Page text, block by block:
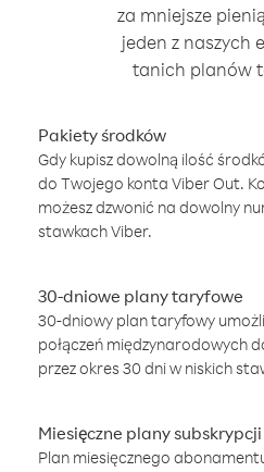
za mniejsze
jeden z naszych
tanich planów
Pakiety środków
Gdy kupisz dowolną ilość
do Twojego konta Viber Out.
możesz dzwonić na dowolny
stawkach Viber.
30-dniowe plany taryfowe
30-dniowy plan taryfowy
połączeń międzynarodowych
przez okres 30 dni w niskich
Miesięczne plany subskrypcji
Plan miesięcznego